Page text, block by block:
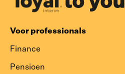
Voor professionals
Finance
Pensioen